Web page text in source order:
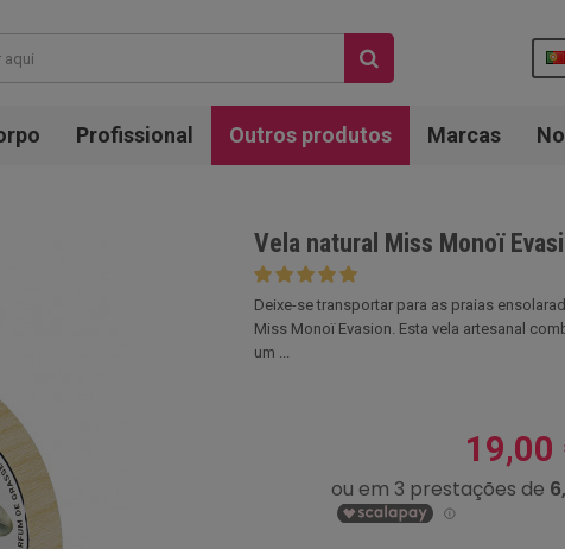
Profissional Outros produtos Marcas
Vela natural Miss Monoï
Deixe-se transportar para as praias
Miss Monoï Evasion. Esta vela artesanal
um ...
19,00